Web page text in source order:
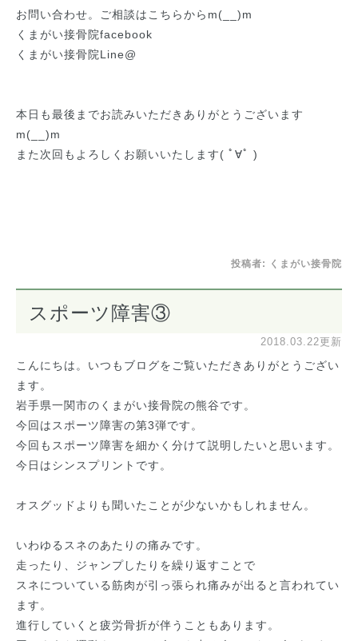
お問い合わせ。ご相談はこちらからm(__)m
くまがい接骨院facebook
くまがい接骨院Line@
本日も最後までお読みいただきありがとうございます
m(__)m
また次回もよろしくお願いいたします( ﾟ∀ﾟ )
投稿者: くまがい接骨院
スポーツ障害③
2018.03.22更新
こんにちは。いつもブログをご覧いただきありがとうござい
ます。
岩手県一関市のくまがい接骨院の熊谷です。
今回はスポーツ障害の第3弾です。
今回もスポーツ障害を細かく分けて説明したいと思います。
今日はシンスプリントです。
オスグッドよりも聞いたことが少ないかもしれません。
いわゆるスネのあたりの痛みです。
走ったり、ジャンプしたりを繰り返すことで
スネについている筋肉が引っ張られ痛みが出ると言われてい
ます。
進行していくと疲労骨折が伴うこともあります。